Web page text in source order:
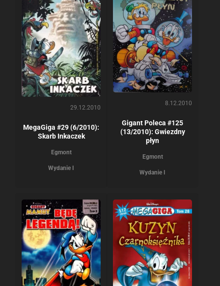
29.12.2010
MegaGiga #29 (6/2010):
Skarb Inkaczek
Egmont
Wydanie I
8.12.2010
Gigant Poleca #125
(13/2010): Gwiezdny
płyn
Egmont
Wydanie I